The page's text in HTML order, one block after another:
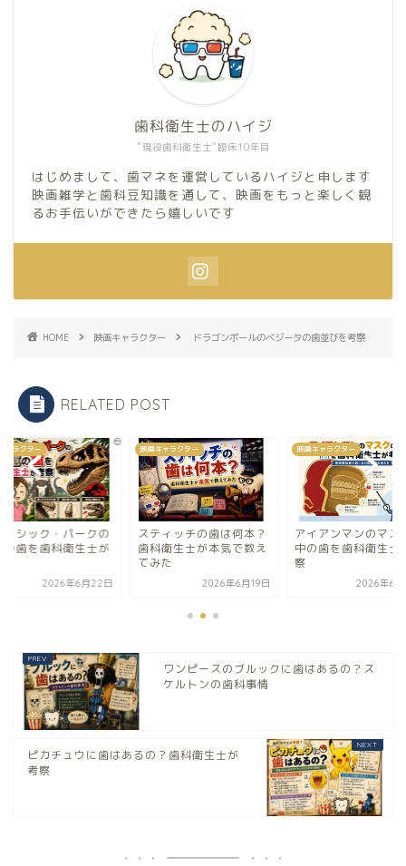
"現役歯科衛生士"臨床10年目
歯科衛生士のハイジ
はじめまして、歯マネを運営しているハイジと申します
映画雑学と歯科豆知識を通して、映画をもっと楽しく観
るお手伝いができたら嬉しいです
HOME 映画キャラクター ドラゴンボールのベジータの歯並びを考察
RELATED POST
ャラクター
ィッチの歯は何本？
衛生士が本気で数え
2026年6月19日
映画キャラクター
アイアンマンのマスクの
中の歯を歯科衛生士が考
察
2026年6月22日
映画キャラクター
ジュラシック・パー
恐竜の歯を歯科衛生
考察
2026年6
ワンピースのブルックに歯はあるの？ス
ケルトンの歯科事情
ピカチュウに歯はあるの？歯科衛生士が
考察